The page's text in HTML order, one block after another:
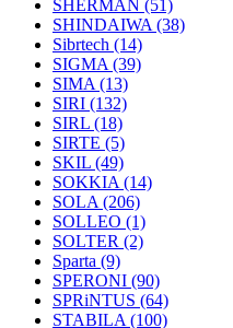
SHERMAN (51)
SHINDAIWA (38)
Sibrtech (14)
SIGMA (39)
SIMA (13)
SIRI (132)
SIRL (18)
SIRTE (5)
SKIL (49)
SOKKIA (14)
SOLA (206)
SOLLEO (1)
SOLTER (2)
Sparta (9)
SPERONI (90)
SPRiNTUS (64)
STABILA (100)